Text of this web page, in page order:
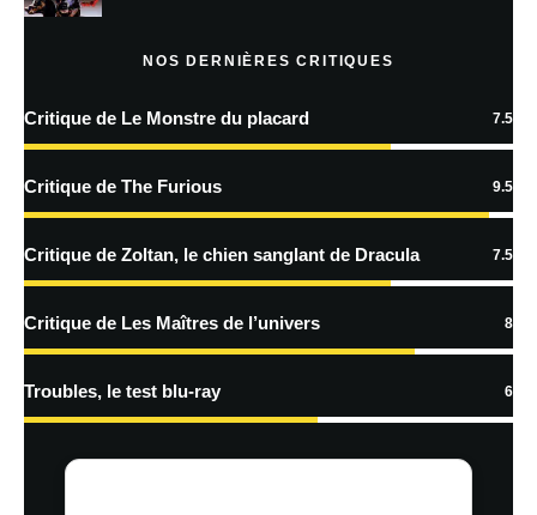
Prévenez-moi de tous les nouveaux articles par e-mail.
En savoir
traitées
NOS DERNIÈRES CRITIQUES
Critique de Le Monstre du placard 7.5
Critique de The Furious 9.5
Critique de Zoltan, le chien sanglant de Dracula 7.5
Critique de Les Maîtres de l’univers 8
Troubles, le test blu-ray 6